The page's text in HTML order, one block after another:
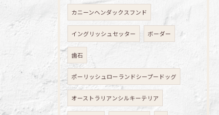
カニーンヘンダックスフンド
イングリッシュセッター ボーダー
歯石
ポーリッシュローランドシープードッグ
オーストラリアンシルキーテリア